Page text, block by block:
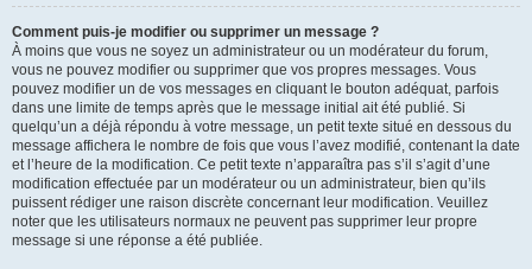
Comment puis-je modifier ou supprimer un message ?
À moins que vous ne soyez un administrateur ou un modérateur du forum,
vous ne pouvez modifier ou supprimer que vos propres messages. Vous
pouvez modifier un de vos messages en cliquant le bouton adéquat, parfois
dans une limite de temps après que le message initial ait été publié. Si
quelqu’un a déjà répondu à votre message, un petit texte situé en dessous du
message affichera le nombre de fois que vous l’avez modifié, contenant la date
et l’heure de la modification. Ce petit texte n’apparaîtra pas s’il s’agit d’une
modification effectuée par un modérateur ou un administrateur, bien qu’ils
puissent rédiger une raison discrète concernant leur modification. Veuillez
noter que les utilisateurs normaux ne peuvent pas supprimer leur propre
message si une réponse a été publiée.